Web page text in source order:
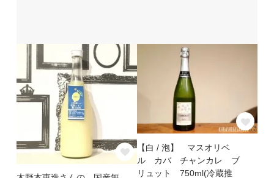
【白 / 泡】 マスオリベ
ル カバ チャンカレ ブ
リュット 750ml(冷蔵推